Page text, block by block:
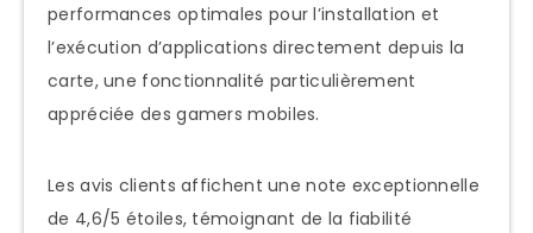
performances optimales pour l’installation et
l’exécution d’applications directement depuis la
carte, une fonctionnalité particulièrement
appréciée des gamers mobiles.
Les avis clients affichent une note exceptionnelle
de 4,6/5 étoiles, témoignant de la fiabilité